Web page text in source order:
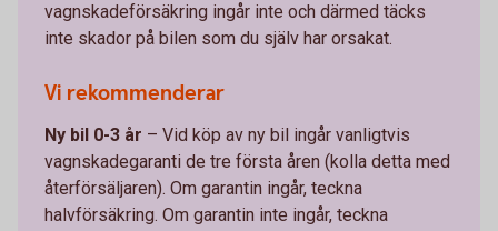
vagnskadeförsäkring ingår inte och därmed täcks
inte skador på bilen som du själv har orsakat.
Vi rekommenderar
Ny bil 0-3 år – Vid köp av ny bil ingår vanligtvis
vagnskadegaranti de tre första åren (kolla detta med
återförsäljaren). Om garantin ingår, teckna
halvförsäkring. Om garantin inte ingår, teckna